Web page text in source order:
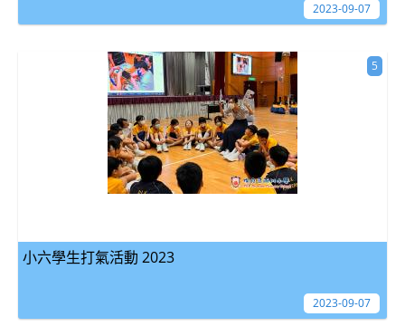
2023-09-07
小六學生打氣活動 2023
5
2023-09-07